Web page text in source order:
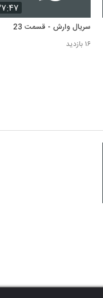
سریال وارش - قسمت 23
۱۶ بازدید